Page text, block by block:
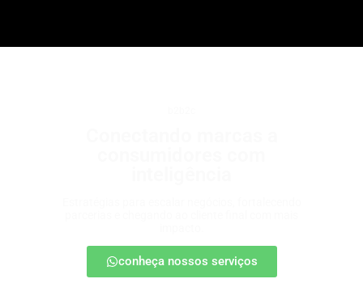
conheça nossos serviços